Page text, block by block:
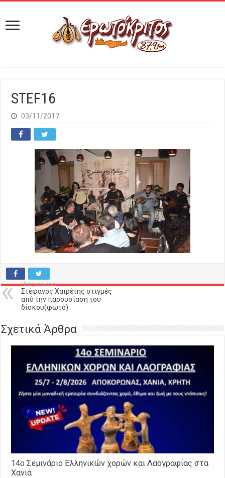
STEF16
03/11/2017
Προηγούμενο
Στέφανος Χαιρέτης στιγμές
από την παρουσίαση του
δίσκου(φωτό)
Σχετικά Άρθρα
14o Σεμινάριο Ελληνικών χορών και Λαογραφίας στα
Χανιά